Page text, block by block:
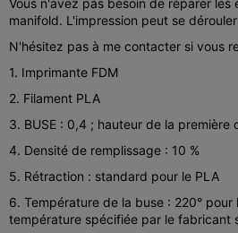
Vous n'avez pas besoin de réparer les
manifold. L'impression peut se
N'hésitez pas à me contacter si vous
1. Imprimante FDM
2. Filament PLA
3. BUSE : 0,4 ; hauteur de la première
4. Densité de remplissage : 10 %
5. Rétraction : standard pour le PLA
6. Température de la buse : 220° pour
température spécifiée par le fabricant